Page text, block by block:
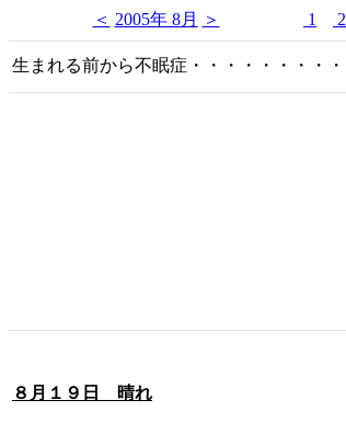
＜ 2005年 8月 ＞ 1 2
生まれる前から不眠症・・・・・・・・・
８月１９日 晴れ